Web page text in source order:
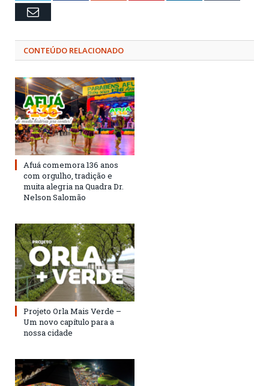
Email
CONTEÚDO RELACIONADO
Afuá comemora 136 anos
com orgulho, tradição e
muita alegria na Quadra Dr.
Nelson Salomão
Projeto Orla Mais Verde –
Um novo capítulo para a
nossa cidade